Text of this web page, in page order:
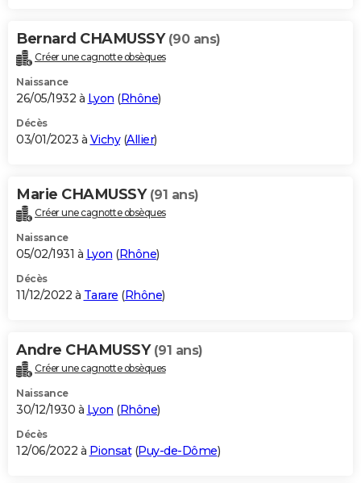
Bernard CHAMUSSY (90 ans)
Créer une cagnotte obsèques
Naissance
26/05/1932 à Lyon (Rhône)
Décès
03/01/2023 à Vichy(Allier)
Marie CHAMUSSY (91 ans)
Créer une cagnotte obsèques
Naissance
05/02/1931 à Lyon (Rhône)
Décès
11/12/2022 à Tarare (Rhône)
Andre CHAMUSSY (91 ans)
Créer une cagnotte obsèques
Naissance
30/12/1930 à Lyon (Rhône)
Décès
12/06/2022 à Pionsat(Puy-de-Dôme)